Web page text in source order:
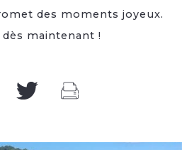
des moments joyeux.
dès maintenant !